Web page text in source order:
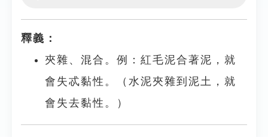
釋義：
夾雜、混合。例：紅毛泥合著泥，就
會失忒黏性。（水泥夾雜到泥土，就
會失去黏性。）